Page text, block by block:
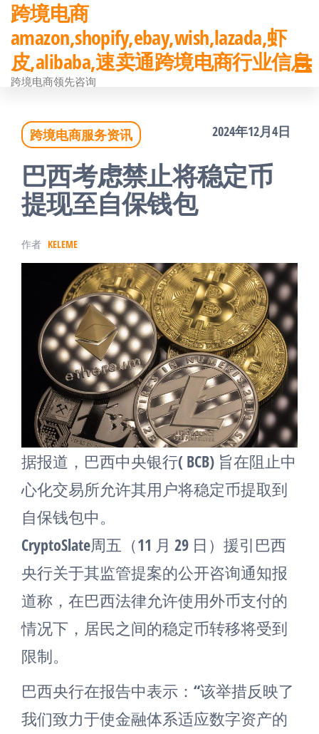
前
往
内
跨境电商
amazon,shopify,ebay,wish,lazada,虾
皮,alibaba,速卖通跨境电商行业信息
跨境电商领先咨询
跨境电商服务资讯 2024年12月4日
巴西考虑禁止将稳定币
提现至自保钱包
作者 KELEME
据报道，巴西中央银行( BCB) 旨在阻止中
心化交易所允许其用户将稳定币提取到
自保钱包中。
CryptoSlate周五（11 月 29 日）援引巴西
央行关于其监管提案的公开咨询通知报
道称，在巴西法律允许使用外币支付的
情况下，居民之间的稳定币转移将受到
限制。
巴西央行在报告中表示：“该举措反映了
我们致力于使金融体系适应数字资产的